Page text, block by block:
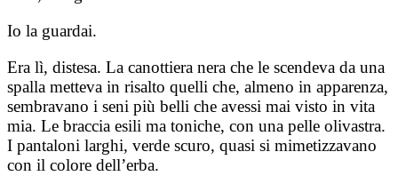
Io la guardai.
Era lì, distesa. La canottiera nera che le scendeva da una
spalla metteva in risalto quelli che, almeno in apparenza,
sembravano i seni più belli che avessi mai visto in vita
mia. Le braccia esili ma toniche, con una pelle olivastra.
I pantaloni larghi, verde scuro, quasi si mimetizzavano
con il colore dell’erba.